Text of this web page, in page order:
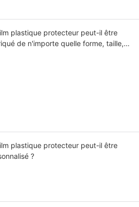
plastique protecteur peut-il être
de n'importe quelle forme, taille,
plastique protecteur peut-il être
?